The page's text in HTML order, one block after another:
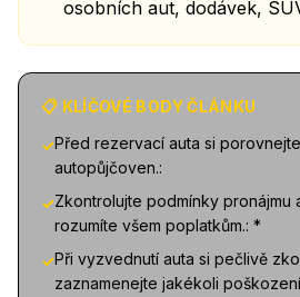
osobních aut, dodávek,
📋 KLÍČOVÉ BODY ČLÁNKU
✓Před rezervací auta si
autopůjčoven.:
✓Zkontrolujte podmínky pronájmu
rozumíte všem poplatkům.: *
✓Při vyzvednutí auta si pečlivě
zaznamenejte jakékoli